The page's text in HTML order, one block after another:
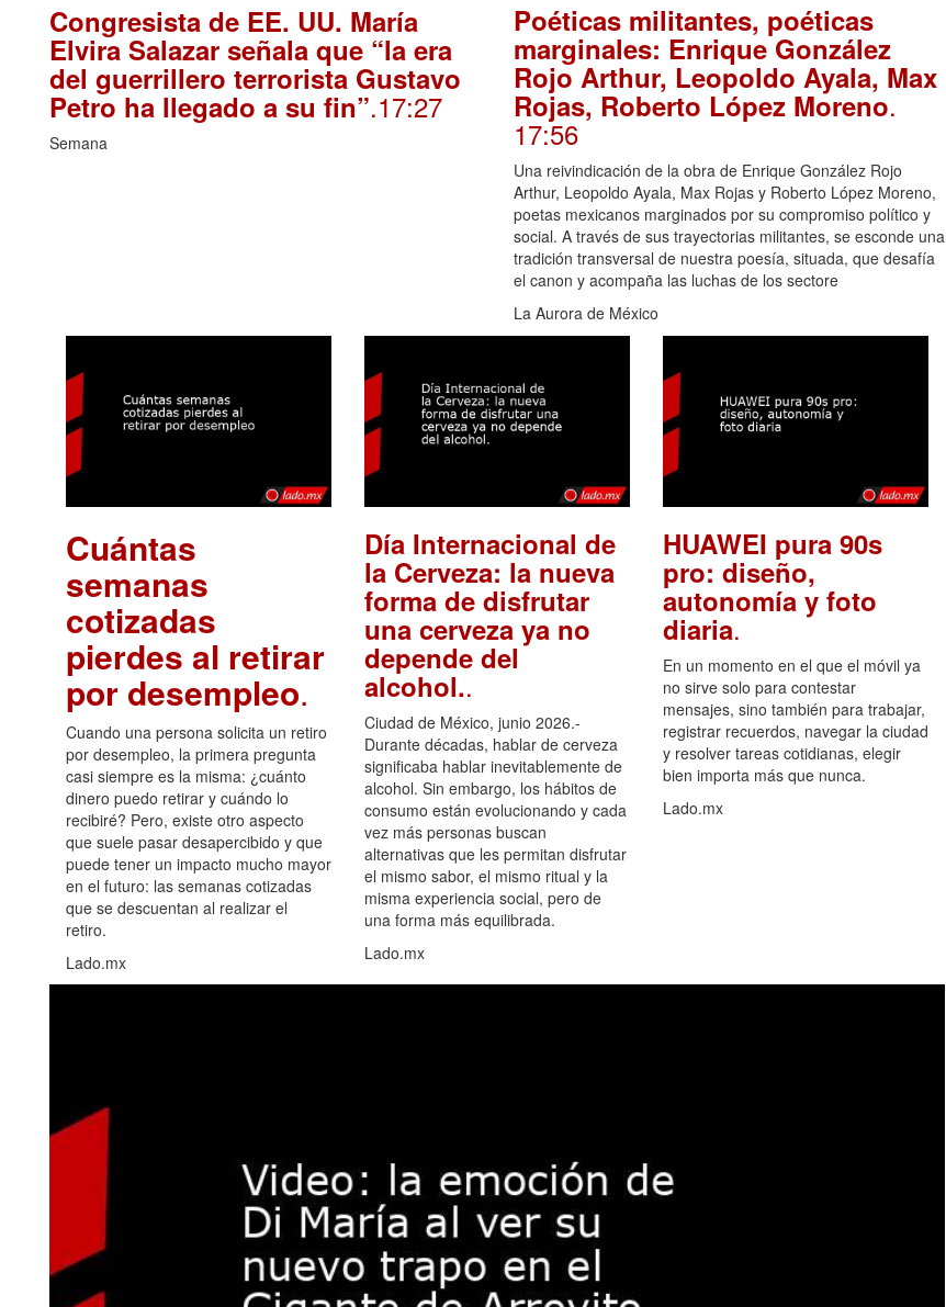
Congresista de EE. UU. María
Elvira Salazar señala que “la era
del guerrillero terrorista Gustavo
Petro ha llegado a su fin”.17:27
Semana
Poéticas militantes, poéticas
marginales: Enrique González
Rojo Arthur, Leopoldo Ayala, Max
Rojas, Roberto López Moreno.
17:56
Una reivindicación de la obra de Enrique González Rojo
Arthur, Leopoldo Ayala, Max Rojas y Roberto López Moreno,
poetas mexicanos marginados por su compromiso político y
social. A través de sus trayectorias militantes, se esconde una
tradición transversal de nuestra poesía, situada, que desafía
el canon y acompaña las luchas de los sectore
La Aurora de México
Cuántas
semanas
cotizadas
pierdes al retirar
por desempleo.
Cuando una persona solicita un retiro
por desempleo, la primera pregunta
casi siempre es la misma: ¿cuánto
dinero puedo retirar y cuándo lo
recibiré? Pero, existe otro aspecto
que suele pasar desapercibido y que
puede tener un impacto mucho mayor
en el futuro: las semanas cotizadas
que se descuentan al realizar el
retiro.
Lado.mx
Día Internacional de
la Cerveza: la nueva
forma de disfrutar
una cerveza ya no
depende del
alcohol..
Ciudad de México, junio 2026.-
Durante décadas, hablar de cerveza
significaba hablar inevitablemente de
alcohol. Sin embargo, los hábitos de
consumo están evolucionando y cada
vez más personas buscan
alternativas que les permitan disfrutar
el mismo sabor, el mismo ritual y la
misma experiencia social, pero de
una forma más equilibrada.
Lado.mx
HUAWEI pura 90s
pro: diseño,
autonomía y foto
diaria.
En un momento en el que el móvil ya
no sirve solo para contestar
mensajes, sino también para trabajar,
registrar recuerdos, navegar la ciudad
y resolver tareas cotidianas, elegir
bien importa más que nunca.
Lado.mx